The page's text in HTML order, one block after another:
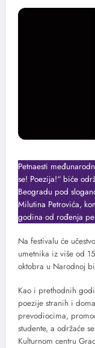
Petnaesti
se! Poezija!“ biće
Beogradu pod
Milutina Petrovića,
godina od rođenja
Na festivalu će
umetnika iz više od
oktobra u Narodnoj
Kao i prethodnih
poezije stranih i
prevodiocima,
studente, a održaće
Kulturnom centru